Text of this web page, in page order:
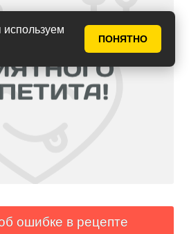
ПОНЯТНО
ошибке в рецепте